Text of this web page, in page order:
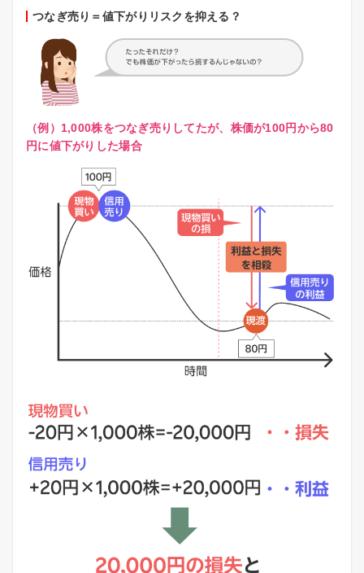
つなぎ売り＝値下がりリスクを抑える？
（例）1,000株をつなぎ売りしてたが、株価が100円から80
円に値下がりした場合